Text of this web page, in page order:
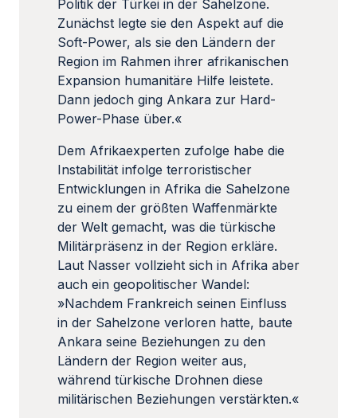
Politik der Türkei in der Sahelzone.
Zunächst legte sie den Aspekt auf die
Soft-Power, als sie den Ländern der
Region im Rahmen ihrer afrikanischen
Expansion humanitäre Hilfe leistete.
Dann jedoch ging Ankara zur Hard-
Power-Phase über.«
Dem Afrikaexperten zufolge habe die
Instabilität infolge terroristischer
Entwicklungen in Afrika die Sahelzone
zu einem der größten Waffenmärkte
der Welt gemacht, was die türkische
Militärpräsenz in der Region erkläre.
Laut Nasser vollzieht sich in Afrika aber
auch ein geopolitischer Wandel:
»Nachdem Frankreich seinen Einfluss
in der Sahelzone verloren hatte, baute
Ankara seine Beziehungen zu den
Ländern der Region weiter aus,
während türkische Drohnen diese
militärischen Beziehungen verstärkten.«